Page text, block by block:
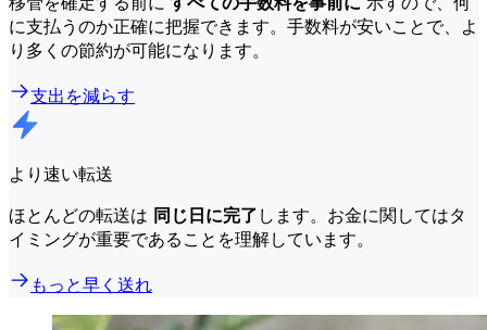
に支払うのか正確に把握できます。手数料が安いことで、よ
り多くの節約が可能になります。
支出を減らす
より速い転送
ほとんどの転送は 同じ日に完了 します。お金に関してはタ
イミングが重要であることを理解しています。
もっと早く送れ